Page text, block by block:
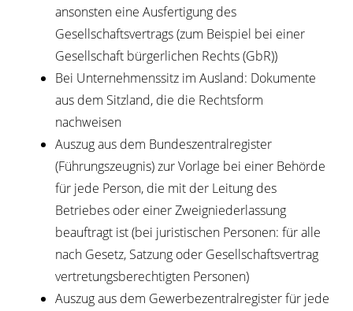
ansonsten eine Ausfertigung des
Gesellschaftsvertrags (zum Beispiel bei einer
Gesellschaft bürgerlichen Rechts (GbR))
Bei Unternehmenssitz im Ausland: Dokumente
aus dem Sitzland, die die Rechtsform
nachweisen
Auszug aus dem Bundeszentralregister
(Führungszeugnis) zur Vorlage bei einer Behörde
für jede Person, die mit der Leitung des
Betriebes oder einer Zweigniederlassung
beauftragt ist (bei juristischen Personen: für alle
nach Gesetz, Satzung oder Gesellschaftsvertrag
vertretungsberechtigten Personen)
Auszug aus dem Gewerbezentralregister für jede